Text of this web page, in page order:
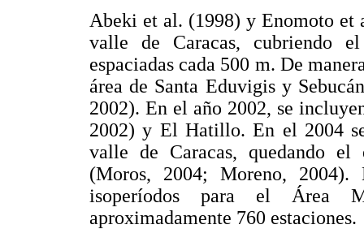
Abeki et al. (1998) y Enomoto et
valle de Caracas, cubriendo
espaciadas cada 500 m. De
área de Santa Eduvigis y
2002). En el año 2002, se
2002) y El Hatillo. En el 2004
valle de Caracas, quedando el
(Moros, 2004; Moreno,
isoperíodos para el Área
aproximadamente 760 estaciones.